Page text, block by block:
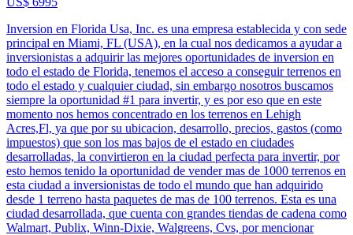
Inversion en Florida Usa, Inc. es una empresa establecida y con sede
principal en Miami, FL (USA), en la cual nos dedicamos a ayudar a
inversionistas a adquirir las mejores oportunidades de inversion en
todo el estado de Florida, tenemos el acceso a conseguir terrenos en
todo el estado y cualquier ciudad, sin embargo nosotros buscamos
siempre la oportunidad #1 para invertir, y es por eso que en este
momento nos hemos concentrado en los terrenos en Lehigh
Acres,Fl, ya que por su ubicacion, desarrollo, precios, gastos (como
impuestos) que son los mas bajos de el estado en ciudades
desarrolladas, la convirtieron en la ciudad perfecta para invertir, por
esto hemos tenido la oportunidad de vender mas de 1000 terrenos en
esta ciudad a inversionistas de todo el mundo que han adquirido
desde 1 terreno hasta paquetes de mas de 100 terrenos. Esta es una
ciudad desarrollada, que cuenta con grandes tiendas de cadena como
Walmart, Publix, Winn-Dixie, Walgreens, Cvs, por mencionar